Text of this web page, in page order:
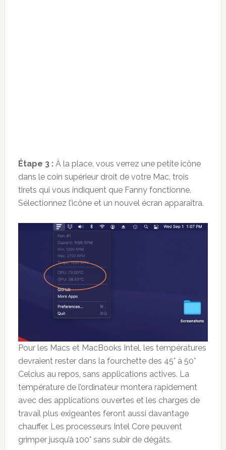
Étape 3 :À la place, vous verrez une petite icône
dans le coin supérieur droit de votre Mac, trois
tirets qui vous indiquent que Fanny fonctionne.
Sélectionnez l’icône et un nouvel écran apparaîtra.
Pour les Macs et MacBooks Intel, les températures
devraient rester dans la fourchette des 45° à 50°
Celcius au repos, sans applications actives. La
température de l’ordinateur montera rapidement
avec des applications ouvertes et les charges de
travail plus exigeantes feront aussi davantage
chauffer. Les processeurs Intel Core peuvent
grimper jusqu’à 100° sans subir de dégâts.